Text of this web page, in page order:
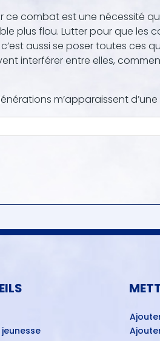
ce combat est une nécessité
plus flou. Lutter pour que les
aussi se poser toutes ces
interférer entre elles,
m’apparaissent